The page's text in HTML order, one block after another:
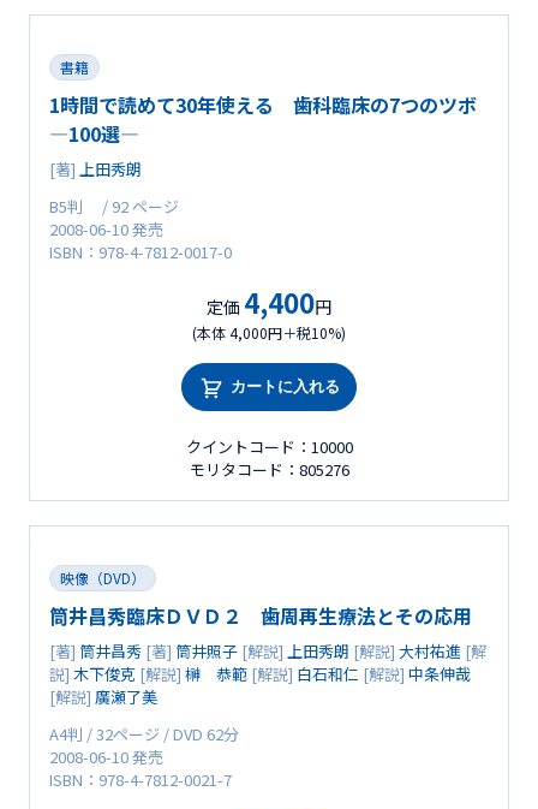
書籍
1時間で読めて30年使える 歯科臨床の7つのツボ
―100選―
[著] 上田秀朗
B5判 / 92 ページ
2008-06-10 発売
ISBN：978-4-7812-0017-0
定価 4,400円
(本体 4,000円＋税10%)
カートに入れる
クイントコード：10000
モリタコード：805276
映像（DVD）
筒井昌秀臨床ＤＶＤ２ 歯周再生療法とその応用
[著] 筒井昌秀 [著] 筒井照子 [解説] 上田秀朗 [解説] 大村祐進 [解
説] 木下俊克 [解説] 榊 恭範 [解説] 白石和仁 [解説] 中条伸哉
[解説] 廣瀬了美
A4判 / 32ページ / DVD 62分
2008-06-10 発売
ISBN：978-4-7812-0021-7